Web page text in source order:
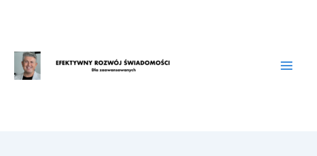
treści